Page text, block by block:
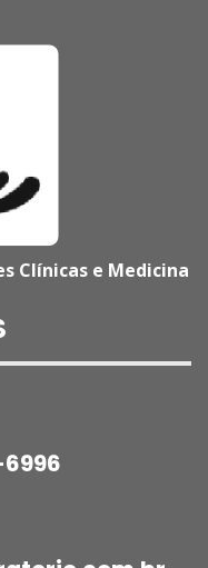
Clínicas e Medicina